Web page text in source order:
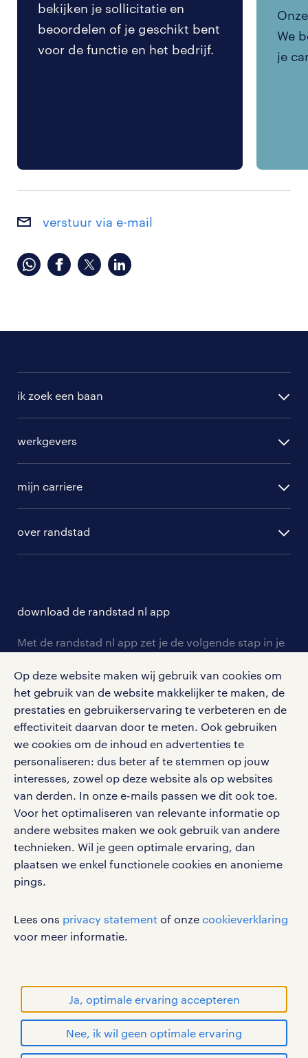
Op deze website maken wij gebruik van cookies om
het gebruik van de website makkelijker te maken, de
prestaties en gebruikerservaring te verbeteren en de
effectiviteit daarvan door te meten. Ook gebruiken
we cookies om de inhoud en advertenties te
personaliseren: dus beter af te stemmen op jouw
interesses, zowel op deze website als op websites
van derden. In onze e-mails passen we dit ook toe.
Voor het optimaliseren van relevante informatie op
andere websites maken we ook gebruik van andere
technieken. Wil je geen optimale ervaring, dan
plaatsen we enkel functionele cookies en anonieme
pings.
Lees ons privacy statement of onze cookieverklaring
voor meer informatie.
Ja, optimale ervaring accepteren
Nee, ik wil geen optimale ervaring
bekijken je sollicitatie en
beoordelen of je geschikt bent
voor de functie en het bedrijf.
We
je
verstuur via e-mail
ik zoek een baan
randstad professional
randstad digital
werkgevers
hr-diensten
branches
tarieven
personeel gezocht
aanmelden nieuwsbrief
mijn carriere
solliciteren
salarischecker
bruto-netto calculator
over randstad
onze vestigingen
pers
klachten en misstanden
download de randstad nl app
Met de randstad nl app zet je de volgende stap in je
en ontvang berichten van je intercedent.
Eenvoudig, snel en overal.
apple app store
google play store
social media
Volg ons voor de leukste content omtrent
vacatures, solliciteren en inspiratie.
werken bij randstad
disclaimer